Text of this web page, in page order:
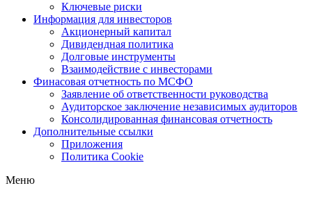
Ключевые риски
Информация для инвесторов
Акционерный капитал
Дивидендная политика
Долговые инструменты
Взаимодействие с инвеcторами
Финасовая отчетность по МСФО
Заявление об ответственности руководства
Аудиторское заключение независимых аудиторов
Консолидированная финансовая отчетность
Дополнительные ссылки
Приложения
Политика Cookie
Меню